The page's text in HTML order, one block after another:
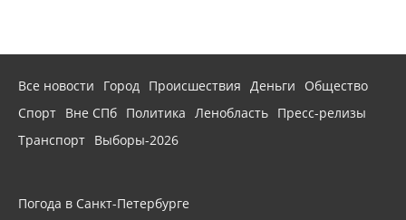
Все новости Город Происшествия Деньги
Общество
Спорт Вне СПб Политика Ленобласть Пресс-релизы
Транспорт Выборы-2026
Погода в Санкт-Петербурге